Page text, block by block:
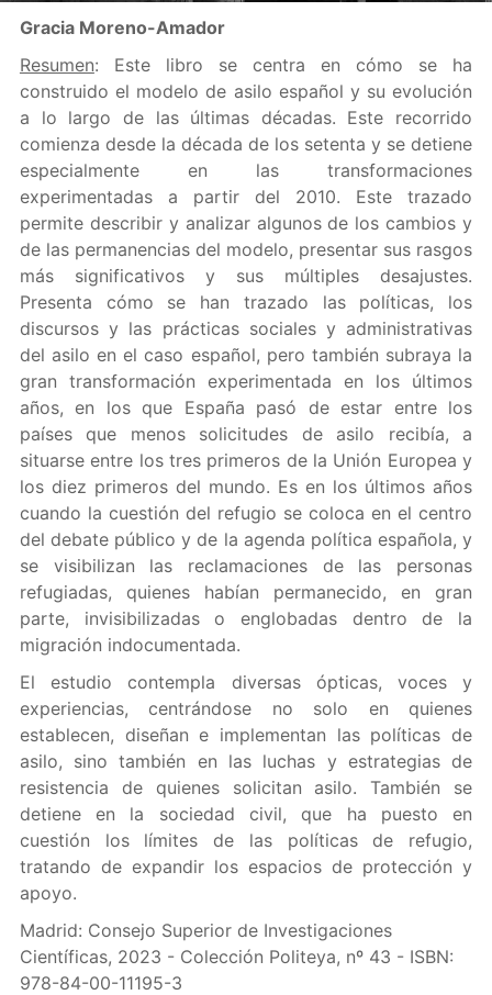
Gracia Moreno-Amador
Resumen: Este libro se centra en cómo se ha
construido el modelo de asilo español y su evolución
a lo largo de las últimas décadas. Este recorrido
comienza desde la década de los setenta y se detiene
especialmente en las transformaciones
experimentadas a partir del 2010. Este trazado
permite describir y analizar algunos de los cambios y
de las permanencias del modelo, presentar sus rasgos
más significativos y sus múltiples desajustes.
Presenta cómo se han trazado las políticas, los
discursos y las prácticas sociales y administrativas
del asilo en el caso español, pero también subraya la
gran transformación experimentada en los últimos
años, en los que España pasó de estar entre los
países que menos solicitudes de asilo recibía, a
situarse entre los tres primeros de la Unión Europea y
los diez primeros del mundo. Es en los últimos años
cuando la cuestión del refugio se coloca en el centro
del debate público y de la agenda política española, y
se visibilizan las reclamaciones de las personas
refugiadas, quienes habían permanecido, en gran
parte, invisibilizadas o englobadas dentro de la
migración indocumentada.
El estudio contempla diversas ópticas, voces y
experiencias, centrándose no solo en quienes
establecen, diseñan e implementan las políticas de
asilo, sino también en las luchas y estrategias de
resistencia de quienes solicitan asilo. También se
detiene en la sociedad civil, que ha puesto en
cuestión los límites de las políticas de refugio,
tratando de expandir los espacios de protección y
apoyo.
Madrid: Consejo Superior de Investigaciones
Científicas, 2023 - Colección Politeya, nº 43 - ISBN:
978-84-00-11195-3